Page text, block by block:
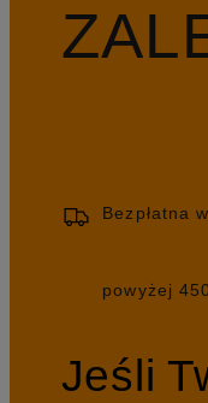
Bezpłatna
powyżej
Jeśli